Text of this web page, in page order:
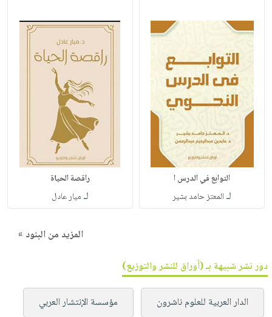
التوابع في الدرس ا
لـ المعتز حامد بشير
راقصة الحياة
لـ ميار عادل
المزيد من البنود »
دور نشر شبيهة بـ (أوراق للنشر والتوزيع)
الدار العربية للعلوم ناشرون مؤسسة الإنتشار العربي